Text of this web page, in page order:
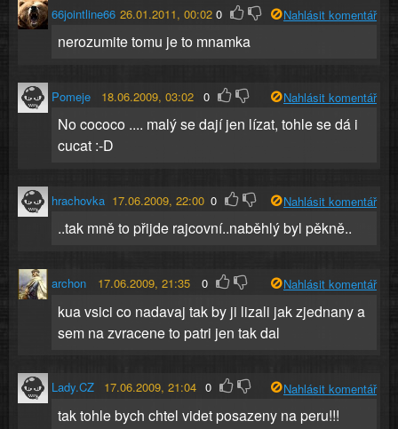
66jointline66 26.01.2011, 00:02 0 Nahlásit komentář
nerozumite tomu je to mnamka
Pomeje 18.06.2009, 03:02 0 Nahlásit komentář
No cococo .... malý se dají jen lízat, tohle se dá i
cucat :-D
hrachovka 17.06.2009, 22:00 0 Nahlásit komentář
..tak mně to přijde rajcovní..naběhlý byl pěkně..
archon 17.06.2009, 21:35 0 Nahlásit komentář
kua vsici co nadavaj tak by ji lizali jak zjednany a
sem na zvracene to patri jen tak dal
Lady.CZ 17.06.2009, 21:04 0 Nahlásit komentář
tak tohle bych chtel videt posazeny na peru!!!